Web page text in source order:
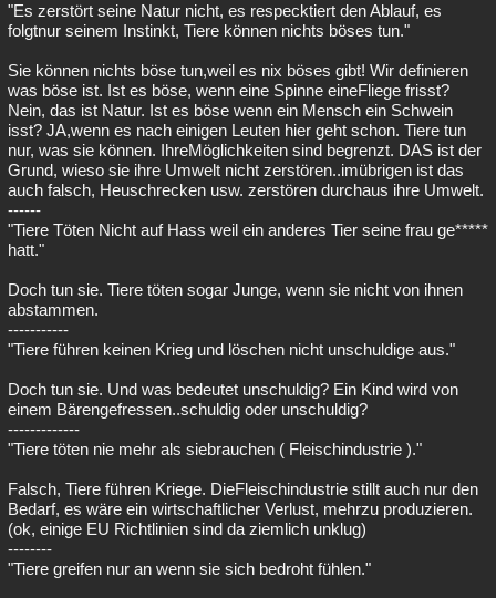
Musik Clash Verbesserungen Allmystery English
Besucht Teilgenommen Alle Neue Geschlossen
Lesenswert Schlüsselwörter
"Es zerstört seine Natur nicht, es respecktiert den Ablauf, es
folgtnur seinem Instinkt, Tiere können nichts böses tun."
Sie können nichts böse tun,weil es nix böses gibt! Wir definieren
was böse ist. Ist es böse, wenn eine Spinne eineFliege frisst?
Nein, das ist Natur. Ist es böse wenn ein Mensch ein Schwein
isst? JA,wenn es nach einigen Leuten hier geht schon. Tiere tun
nur, was sie können. IhreMöglichkeiten sind begrenzt. DAS ist der
Grund, wieso sie ihre Umwelt nicht zerstören..imübrigen ist das
auch falsch, Heuschrecken usw. zerstören durchaus ihre Umwelt.
------
"Tiere Töten Nicht auf Hass weil ein anderes Tier seine frau ge*****
hatt."
Doch tun sie. Tiere töten sogar Junge, wenn sie nicht von ihnen
abstammen.
-----------
"Tiere führen keinen Krieg und löschen nicht unschuldige aus."
Doch tun sie. Und was bedeutet unschuldig? Ein Kind wird von
einem Bärengefressen..schuldig oder unschuldig?
-------------
"Tiere töten nie mehr als siebrauchen ( Fleischindustrie )."
Falsch, Tiere führen Kriege. DieFleischindustrie stillt auch nur den
Bedarf, es wäre ein wirtschaftlicher Verlust, mehrzu produzieren.
(ok, einige EU Richtlinien sind da ziemlich unklug)
--------
"Tiere greifen nur an wenn sie sich bedroht fühlen."